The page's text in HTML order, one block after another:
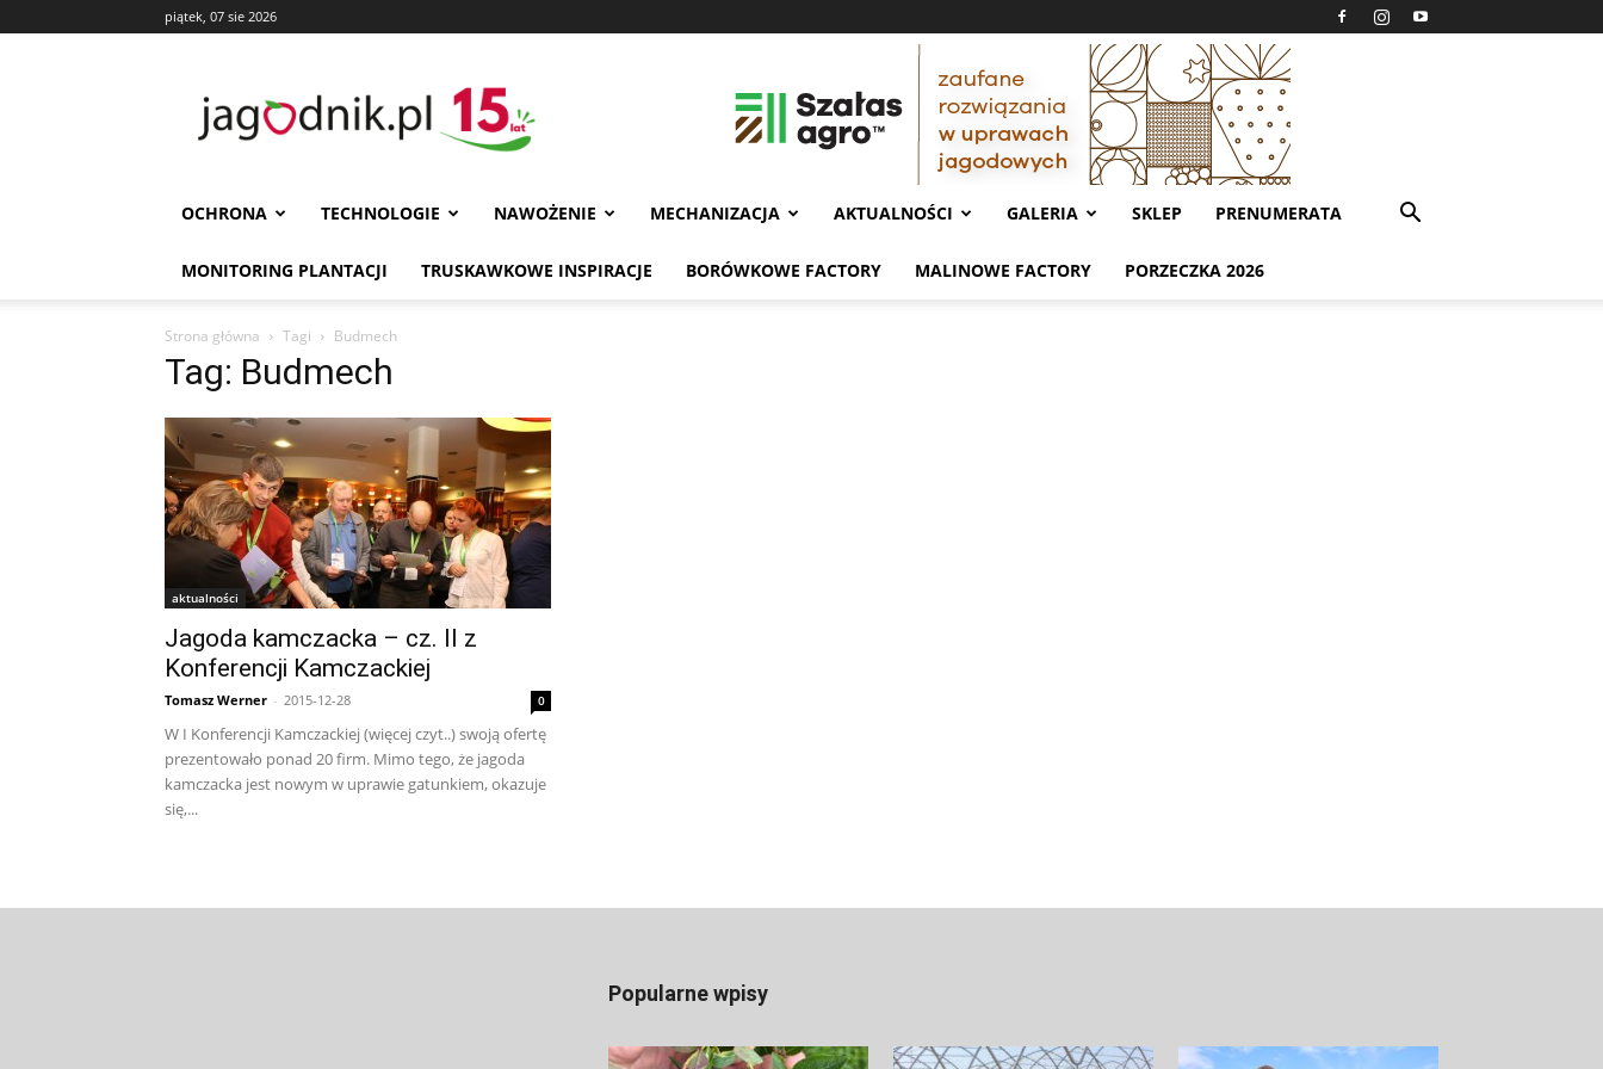
piątek, 07 sie 2026
OCHRONA TECHNOLOGIE NAWOŻENIE MECHANIZACJA AKTUALNOŚCI GALERIA SKLEP PRENUMERATA
MONITORING PLANTACJI TRUSKAWKOWE INSPIRACJE BORÓWKOWE FACTORY MALINOWE FACTORY PORZECZKA 2026
Strona główna Tagi Budmech
Tag: Budmech
aktualności
Jagoda kamczacka – cz. II z
Konferencji Kamczackiej
Tomasz Werner - 2015-12-28 0
W I Konferencji Kamczackiej (więcej czyt..) swoją ofertę
prezentowało ponad 20 firm. Mimo tego, że jagoda
kamczacka jest nowym w uprawie gatunkiem, okazuje
się,...
Popularne wpisy